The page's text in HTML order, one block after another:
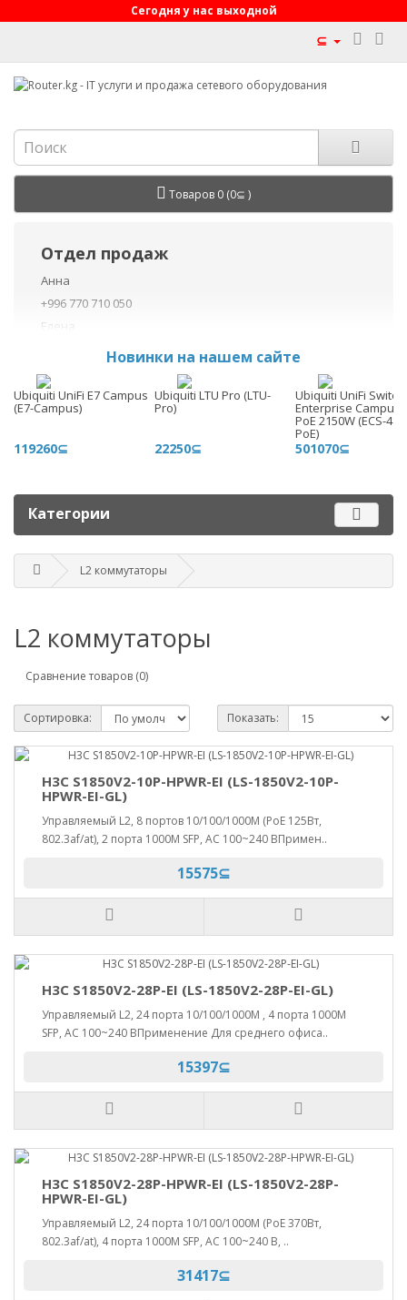
Сегодня у нас выходной
⊆
Товаров 0 (0⊆ )
Наш адрес
Посмотреть адрес в 2GISmail@router.kg
Отдел продаж
Анна
+996 770 710 050
Елена
+996 770 710 040
+996 755 710 050
Данил
+996 775 710 060
Новинки на нашем сайте
Ubiquiti UniFi E7 Campus
(E7-Campus)
119260⊆
Ubiquiti LTU Pro (LTU-
Pro)
22250⊆
Ubiquiti UniFi Switch
Enterprise Campus
PoE 2150W (ECS-
PoE)
501070⊆
Категории
L2 коммутаторы
L2 коммутаторы
Сравнение товаров (0)
Сортировка: Показать:
H3C S1850V2-10P-HPWR-EI (LS-1850V2-10P-
HPWR-EI-GL)
Управляемый L2, 8 портов 10/100/1000M (PoE 125Вт,
802.3af/at), 2 порта 1000M SFP, AC 100~240 ВПримен..
15575⊆
H3C S1850V2-28P-EI (LS-1850V2-28P-EI-GL)
Управляемый L2, 24 порта 10/100/1000M , 4 порта 1000M
SFP, AC 100~240 ВПрименение Для среднего офиса..
15397⊆
H3C S1850V2-28P-HPWR-EI (LS-1850V2-28P-
HPWR-EI-GL)
Управляемый L2, 24 порта 10/100/1000M (PoE 370Вт,
802.3af/at), 4 порта 1000M SFP, AC 100~240 В, ..
31417⊆